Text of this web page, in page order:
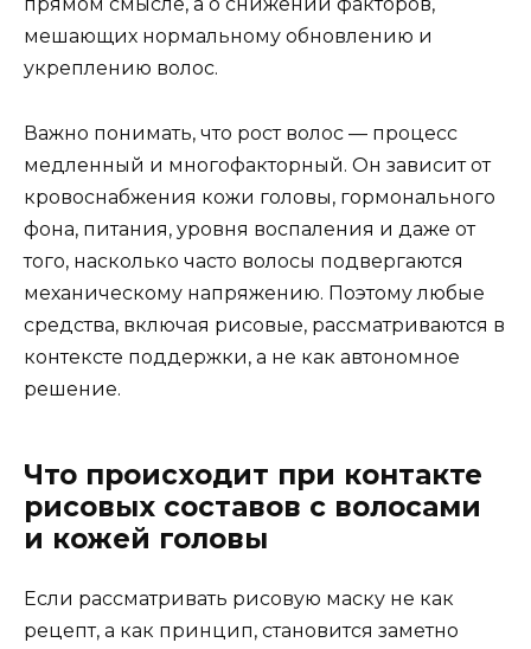
прямом смысле, а о снижении факторов,
мешающих нормальному обновлению и
укреплению волос.
Важно понимать, что рост волос — процесс
медленный и многофакторный. Он зависит от
кровоснабжения кожи головы, гормонального
фона, питания, уровня воспаления и даже от
того, насколько часто волосы подвергаются
механическому напряжению. Поэтому любые
средства, включая рисовые, рассматриваются в
контексте поддержки, а не как автономное
решение.
Что происходит при контакте
рисовых составов с волосами
и кожей головы
Если рассматривать рисовую маску не как
рецепт, а как принцип, становится заметно